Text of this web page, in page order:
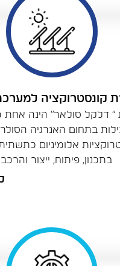
קונסטרוקציה
“ דלקל סולאר” הינה אחת
בתחום האנרגיה
אלומיניום
בתכנון, פיתוח, ייצור